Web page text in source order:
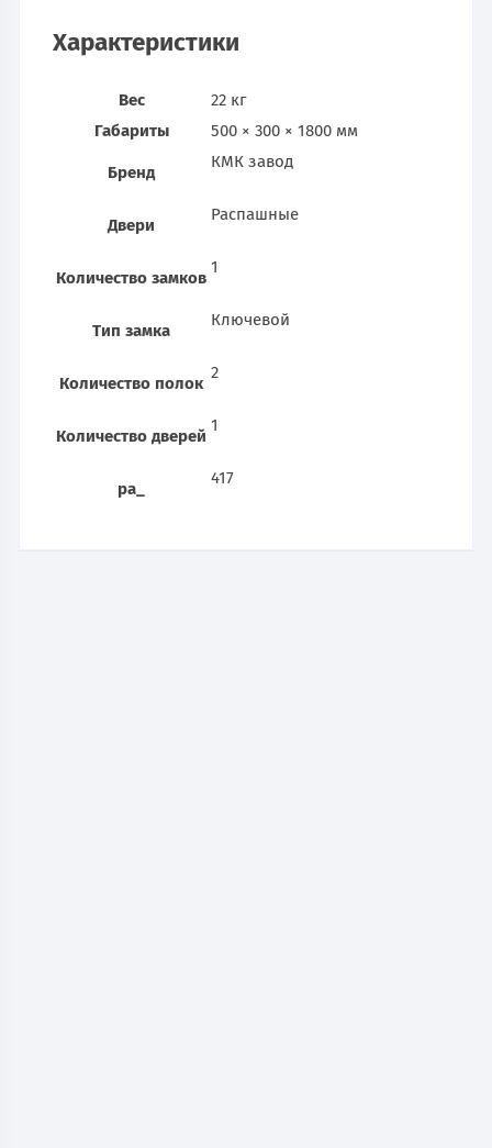
Характеристики
Вес
22 кг
Габариты
500 × 300 × 1800 мм
Бренд
КМК завод
Двери
Распашные
Количество замков
1
Тип замка
Ключевой
Количество полок
2
Количество дверей
1
pa_
417